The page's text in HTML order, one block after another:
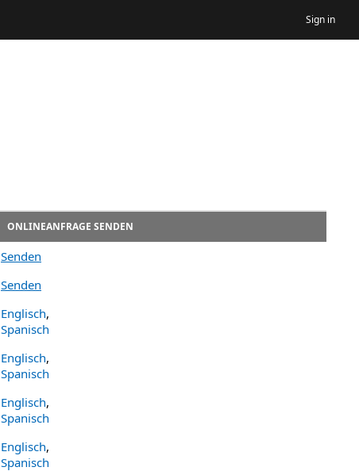
Sign in
ONLINEANFRAGE SENDEN
Senden
Senden
Englisch,
Spanisch
Englisch,
Spanisch
Englisch,
Spanisch
Englisch,
Spanisch